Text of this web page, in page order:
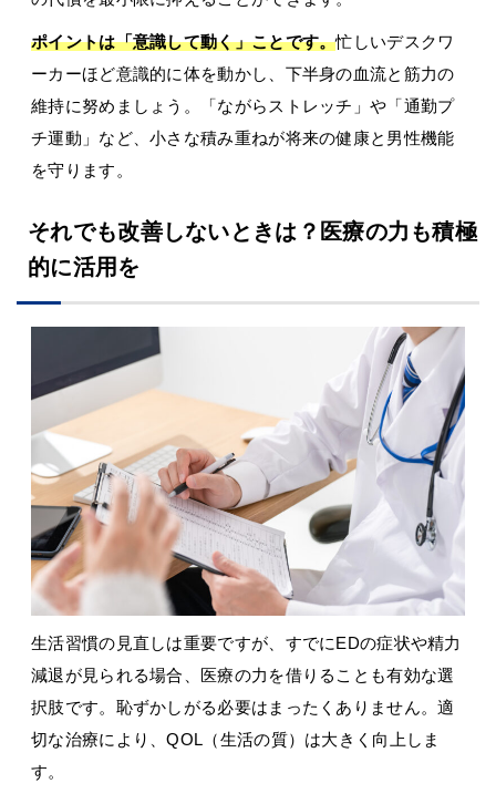
ポイントは「意識して動く」ことです。忙しいデスクワ
ーカーほど意識的に体を動かし、下半身の血流と筋力の
維持に努めましょう。「ながらストレッチ」や「通勤プ
チ運動」など、小さな積み重ねが将来の健康と男性機能
を守ります。
それでも改善しないときは？医療の力も積極
的に活用を
生活習慣の見直しは重要ですが、すでにEDの症状や精力
減退が見られる場合、医療の力を借りることも有効な選
択肢です。恥ずかしがる必要はまったくありません。適
切な治療により、QOL（生活の質）は大きく向上しま
す。